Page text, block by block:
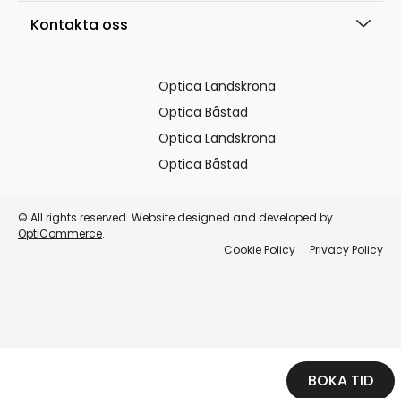
Kontakta oss
Optica Landskrona
Optica Båstad
Optica Landskrona
Optica Båstad
© All rights reserved. Website designed and developed by
OptiCommerce.
Cookie Policy
Privacy Policy
BOKA TID